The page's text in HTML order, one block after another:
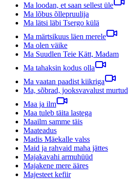
Ma loodan, et saan sellest üle
Ma lõbus õllepruulija
Ma lätsi läbi Tsergo külä
Ma märtsikuus läen merele
Ma olen väike
Ma Suudlen Teie Kätt, Madam
Ma tahaksin kodus olla
Ma vaatan paadist kiikriga
Ma, sõbrad, jooksvavalust murtud
Maa ja ilm
Maa tuleb täita lastega
Maailm samme täis
Maateadus
Madis Mäekalle valss
Maid ja rahvaid maha jättes
Majakavahi armuhüüd
Majakene mere ääres
Majesteet kefiir